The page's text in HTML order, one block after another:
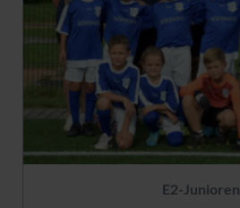
E2-Junioren